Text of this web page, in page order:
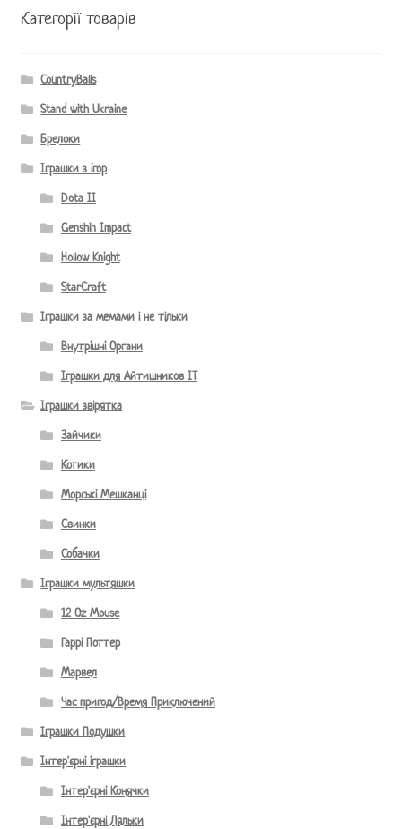
Категорії товарів
CountryBalls
Stand with Ukraine
Брелоки
Іграшки з ігор
Dota II
Genshin Impact
Hollow Knight
StarCraft
Іграшки за мемами і не тільки
Внутрішні Органи
Іграшки для Айтишников IT
Іграшки звірятка
Зайчики
Котики
Морські Мешканці
Свинки
Собачки
Іграшки мультяшки
12 Oz Mouse
Гаррі Поттер
Марвел
Час пригод/Время Приключений
Іграшки Подушки
Інтер'єрні іграшки
Інтер'єрні Конячки
Інтер'єрні Ляльки